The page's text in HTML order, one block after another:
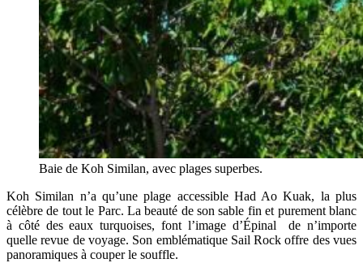
Baie de Koh Similan, avec plages superbes.
Koh Similan n’a qu’une plage accessible Had Ao Kuak, la plus
célèbre de tout le Parc. La beauté de son sable fin et purement blanc
à côté des eaux turquoises, font l’image d’Épinal de n’importe
quelle revue de voyage. Son emblématique Sail Rock offre des vues
panoramiques à couper le souffle.